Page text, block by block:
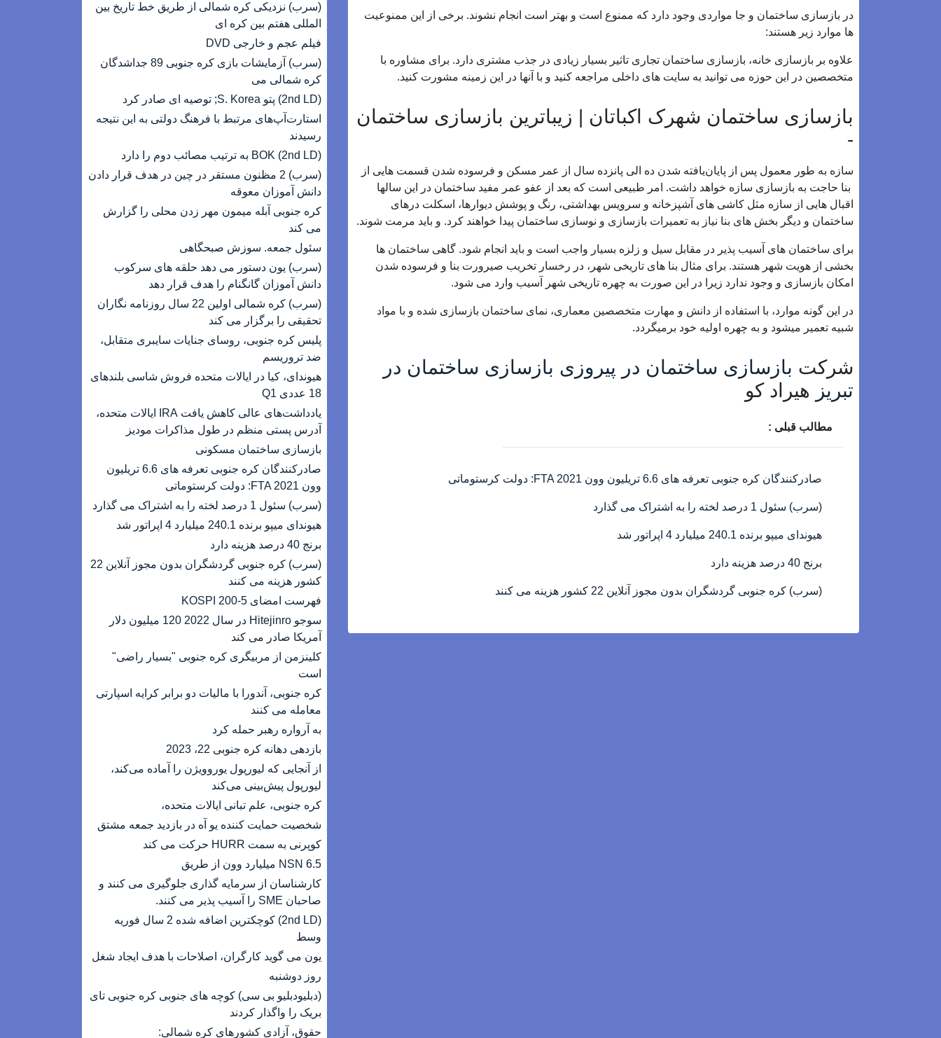
در بازسازی ساختمان و جا مواردی وجود دارد که ممنوع است و بهتر است انجام نشوند. برخی از این ممنوعیت
ها موارد زیر هستند:
علاوه بر بازسازی خانه، بازسازی ساختمان تجاری تاثیر بسیار زیادی در جذب مشتری دارد. برای مشاوره با
متخصصین در این حوزه می توانید به سایت های داخلی مراجعه کنید و با آنها در این زمینه مشورت کنید.
بازسازی ساختمان شهرک اکباتان | زیباترین بازسازی ساختمان
-
سازه به طور معمول پس از پایان‌یافته شدن ده الی پانزده سال از عمر مسکن و فرسوده شدن قسمت هایی از
بنا حاجت به بازسازی سازه خواهد داشت. امر طبیعی است که بعد از عفو عمر مفید ساختمان در این سالها
اقبال هایی از سازه مثل کاشی های آشپزخانه و سرویس بهداشتی، رنگ و پوشش دیوارها، اسکلت درهای
ساختمان و دیگر بخش های بنا نیاز به تعمیرات بازسازی و نوسازی ساختمان پیدا خواهند کرد. و باید مرمت شوند.
برای ساختمان های آسیب پذیر در مقابل سیل و زلزه بسیار واجب است و باید انجام شود. گاهی ساختمان ها
بخشی از هویت شهر هستند. برای مثال بنا های تاریخی شهر، در رخسار تخریب صیرورت بنا و فرسوده شدن
امکان بازسازی و وجود ندارد زیرا در این صورت به چهره تاریخی شهر آسیب وارد می شود.
در این گونه موارد، با استفاده از دانش و مهارت متخصصین معماری، نمای ساختمان بازسازی شده و با مواد
شبیه تعمیر میشود و به چهره اولیه خود برمیگردد.
شرکت بازسازی ساختمان در پیروزی بازسازی ساختمان در
تبریز هیراد کو
مطالب قبلی :
صادرکنندگان کره جنوبی تعرفه های 6.6 تریلیون وون FTA 2021: دولت کرستوماتی
(سرب) سئول 1 درصد لخته را به اشتراک می گذارد
هیوندای میپو برنده 240.1 میلیارد 4 اپراتور شد
برنج 40 درصد هزینه دارد
(سرب) کره جنوبی گردشگران بدون مجوز آنلاین 22 کشور هزینه می کنند
(سرب) نزدیکی کره شمالی از طریق خط تاریخ بین
المللی هفتم بین کره ای
فیلم عجم و خارجی DVD
(سرب) آزمایشات بازی کره جنوبی 89 جداشدگان
کره شمالی می
(2nd LD) پتو S. Korea; توصیه ای صادر کرد
استارت‌آپ‌های مرتبط با فرهنگ دولتی به این نتیجه
رسیدند
(2nd LD) BOK به ترتیب مصائب دوم را دارد
(سرب) 2 مظنون مستقر در چین در هدف قرار دادن
دانش آموزان معوقه
کره جنوبی آبله میمون مهر زدن محلی را گزارش
می کند
سئول جمعه. سوزش صبحگاهی
(سرب) یون دستور می دهد حلقه های سرکوب
دانش آموزان گانگنام را هدف قرار دهد
(سرب) کره شمالی اولین 22 سال روزنامه نگاران
تحقیقی را برگزار می کند
پلیس کره جنوبی، روسای جنایات سایبری متقابل،
ضد تروریسم
هیوندای، کیا در ایالات متحده فروش شاسی بلندهای
18 عددی Q1
یادداشت‌های عالی کاهش یافت IRA ایالات متحده،
آدرس پستی منظم در طول مذاکرات مودیز
بازسازی ساختمان مسکونی
صادرکنندگان کره جنوبی تعرفه های 6.6 تریلیون
وون FTA 2021: دولت کرستوماتی
(سرب) سئول 1 درصد لخته را به اشتراک می گذارد
هیوندای میپو برنده 240.1 میلیارد 4 اپراتور شد
برنج 40 درصد هزینه دارد
(سرب) کره جنوبی گردشگران بدون مجوز آنلاین 22
کشور هزینه می کنند
فهرست امضای KOSPI 200-5
سوجو Hitejinro در سال 2022 120 میلیون دلار
آمریکا صادر می کند
کلینزمن از مربیگری کره جنوبی "بسیار راضی"
است
کره جنوبی، آندورا با مالیات دو برابر کرایه اسپارتی
معامله می کنند
به آرواره رهبر حمله کرد
بازدهی دهانه کره جنوبی 22، 2023
از آنجایی که لیورپول یوروویژن را آماده می‌کند،
لیورپول پیش‌بینی می‌کند
کره جنوبی، علم تبانی ایالات متحده،
شخصیت حمایت کننده یو آه در بازدید جمعه مشتق
کوپرنی به سمت HURR حرکت می کند
NSN 6.5 میلیارد وون از طریق
کارشناسان از سرمایه گذاری جلوگیری می کنند و
صاحبان SME را آسیب پذیر می کنند.
(2nd LD) کوچکترین اضافه شده 2 سال فوریه
وسط
یون می گوید کارگران، اصلاحات با هدف ایجاد شغل
روز دوشنبه
(دبلیودبلیو بی سی) کوچه های جنوبی کره جنوبی تای
بریک را واگذار کردند
حقوق، آزادی کشورهای کره شمالی: